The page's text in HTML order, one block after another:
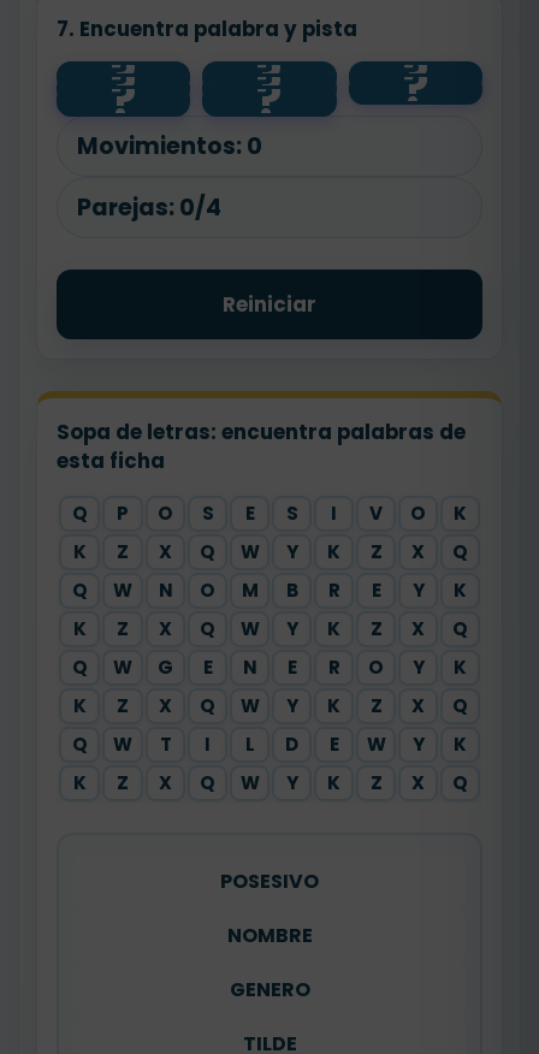
7. Encuentra palabra y pista
?
casa ?
sustantivo ?
adjetivo
?
verbo ?
ella ?
correr
?
bonito ?
pronombr
e
Movimientos: 0
Parejas: 0/4
Reiniciar
Sopa de letras: encuentra palabras de
esta ficha
Q P O S E S I V O
K
K
Z X Q W Y K Z X
Q
Q
W N O M B R E Y
K
K
Z X Q W Y K Z X
Q
Q
W G E N E R O Y
K
K
Z X Q W Y K Z X
Q
Q
W T I L D E W Y
K
K
Z X Q W Y K Z X Q
POSESIVO
NOMBRE
GENERO
TILDE